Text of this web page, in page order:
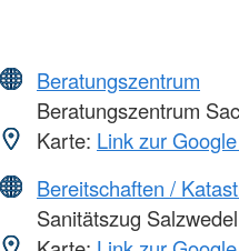
Beratungszentrum
Beratungszentrum
Karte: Link zur
Bereitschaften /
Sanitätszug Salzwedel